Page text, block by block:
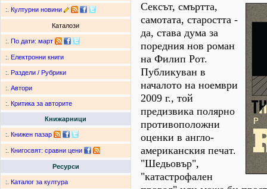
:. Културни новини
Каталози
:. По дати: март
:. Електронни книги
:. Раздели / Рубрики
:. Автори
:. Критика за авторите
Книжарници
:. Книжен пазар
:. Книгосвят: сравни цени
Ресурси
:. Каталог за култура
Сексът, смъртта,
самотата, старостта -
да, става дума за
поредния нов роман
на Филип Рот.
Публикуван в
началото на ноември
2009 г., той
предизвика полярно
противоположни
оценки в англо-
американския печат.
"Шедьовър",
"катастрофален